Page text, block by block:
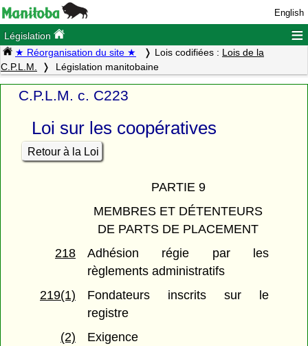
English
Législation ≡
★ Réorganisation du site ★ Lois codifiées : Lois de la
C.P.L.M.
Législation manitobaine
C.P.L.M. c. C223
Loi sur les coopératives
Retour à la Loi
PARTIE 9
MEMBRES ET DÉTENTEURS
DE PARTS DE PLACEMENT
218
Adhésion régie par les
règlements administratifs
219(1)
Fondateurs inscrits sur le
registre
(2)
Exigence